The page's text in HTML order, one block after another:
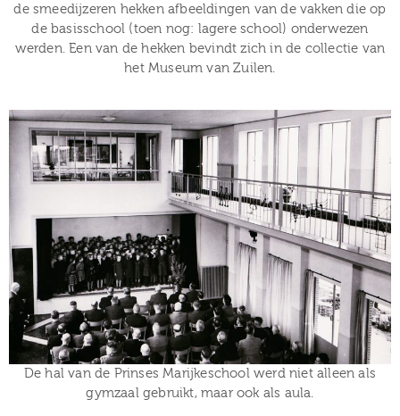
de smeedijzeren hekken afbeeldingen van de vakken die op
de basisschool (toen nog: lagere school) onderwezen
werden. Een van de hekken bevindt zich in de collectie van
het Museum van Zuilen.
De hal van de Prinses Marijkeschool werd niet alleen als
gymzaal gebruikt, maar ook als aula.